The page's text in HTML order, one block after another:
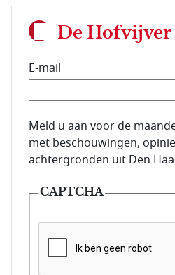
De Hofvijver
E-mail
E-mailadres van de
Meld u aan voor de
met beschouwingen,
achtergronden uit Den
CAPTCHA